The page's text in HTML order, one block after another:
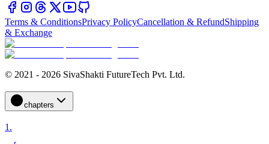
Terms & ConditionsPrivacy PolicyCancellation & RefundShipping
& Exchange
© 2021 - 2026 SivaShakti FutureTech Pvt. Ltd.
chapters
1.